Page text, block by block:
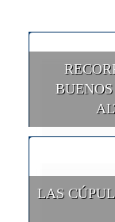
LAS